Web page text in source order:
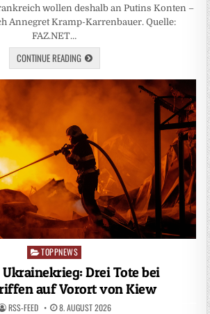
wollen deshalb an Putins Konten –
Annegret Kramp-Karrenbauer. Quelle:
FAZ.NET…
CONTINUE READING
Posted
in
TOPPNEWS
Drei Tote bei
auf Vorort von Kiew
RSS-FEED 8. AUGUST 2026